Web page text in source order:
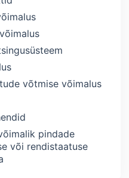
võtmise võimalus
pindade
või rendistaatuse